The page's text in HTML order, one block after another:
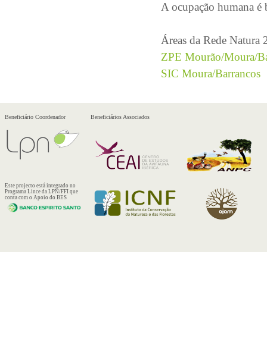
A ocupação humana é
Áreas da Rede Natura
ZPE Mourão/Moura/
SIC Moura/Barrancos
Beneficiário Coordenador Beneficiários Associados
Este projecto está integrado no
Programa Lince da LPN/FFI que
conta com o Apoio do BES